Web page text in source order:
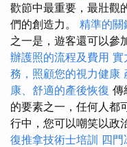
歡節中最重要，最壯觀
們的創造力。 精準的關
之一是，遊客還可以參
辦護照的流程及費用 實
務，照顧您的視力健康
康、舒適的產後恢復 傳
的要素之一，任何人都
行中，您可以嘲笑以政
復推拿技術士培訓 四